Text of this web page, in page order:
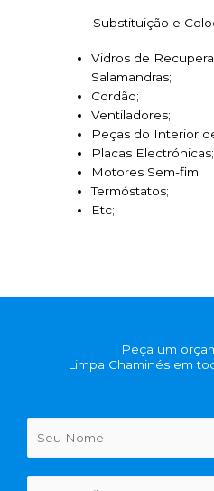
Substituição e
Vidros de
Salamandras;
Cordão;
Ventiladores;
Peças do Interior
Placas Electrónicas;
Motores Sem-fim;
Termóstatos;
Etc;
Peça um
Limpa Chaminés em